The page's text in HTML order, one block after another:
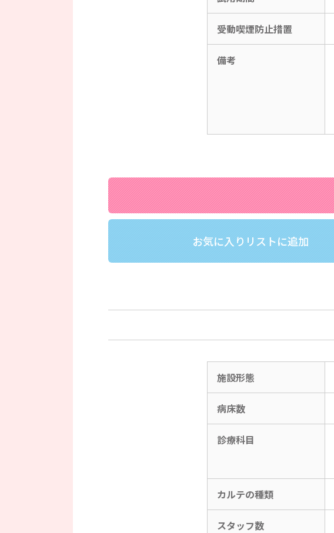
受動喫煙防止措置
備考
お気に入りリストに追加
施設形態
病床数
診療科目
カルテの種類
スタッフ数